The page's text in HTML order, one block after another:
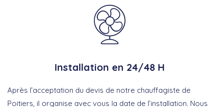
Installation en 24/48 H
Après l’acceptation du devis de notre chauffagiste de
Poitiers, il organise avec vous la date de l’installation. Nous